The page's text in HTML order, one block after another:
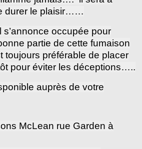
durer le plaisir……
occupée pour
partie de cette fumaison
préférable de placer
pour éviter les déceptions…..
auprès de votre
McLean rue Garden à